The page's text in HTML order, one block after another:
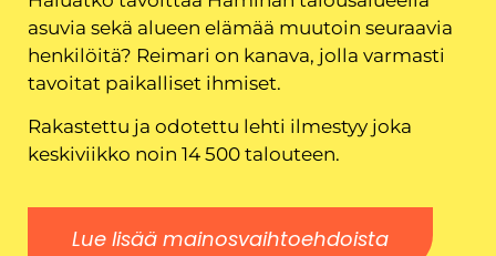
asuvia sekä alueen elämää muutoin seuraavia
henkilöitä? Reimari on kanava, jolla varmasti
tavoitat paikalliset ihmiset.
Rakastettu ja odotettu lehti ilmestyy joka
keskiviikko noin 14 500 talouteen.
Lue lisää mainosvaihtoehdoista